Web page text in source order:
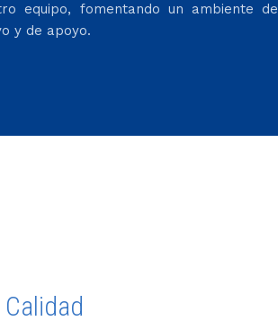
equipo, fomentando un ambiente de
y de apoyo.